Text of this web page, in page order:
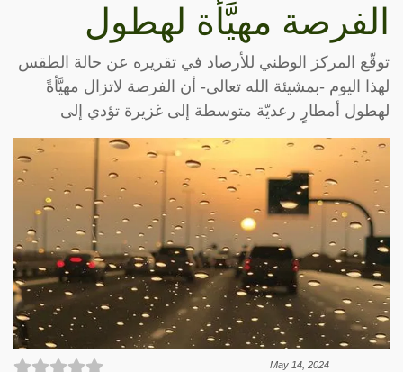
الفرصة مهيَّأة لهطول
توقّع المركز الوطني للأرصاد في تقريره عن حالة الطقس
لهذا اليوم -بمشيئة الله تعالى- أن الفرصة لاتزال مهيَّأةً
لهطول أمطارٍ رعديّة متوسطة إلى غزيرة تؤدي إلى
May 14, 2024